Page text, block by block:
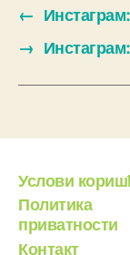
←
→
Услови
Политика
приватности
Контакт